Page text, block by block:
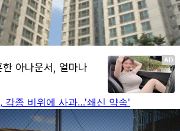
각종 비위에 사과…'쇄신 약속'